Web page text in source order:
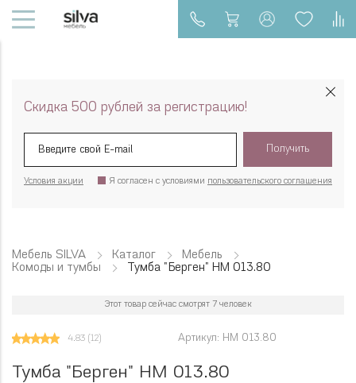
Скидка 500 рублей за регистрацию!
Получить
Я согласен с условиями пользовательского соглашения
Условия акции
Мебель SILVA Каталог
Мебель
Комоды и тумбы
Тумба "Берген" НМ 013.80
Артикул: НМ 013.80
4.83 (12)
Этот товар сейчас смотрят 7 человек
Тумба "Берген" НМ 013.80